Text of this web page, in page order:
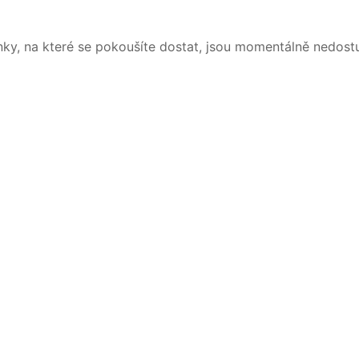
na které se pokoušíte dostat, jsou momentálně